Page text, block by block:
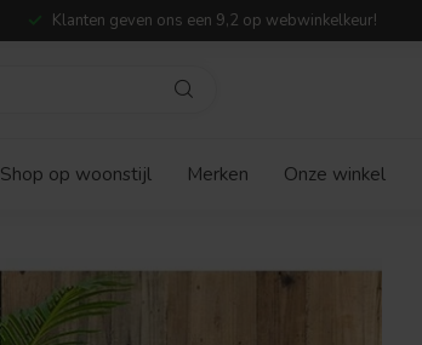
Klanten geven ons een 9,2 op webwinkelkeur!
Shop op woonstijl Merken Onze winkel